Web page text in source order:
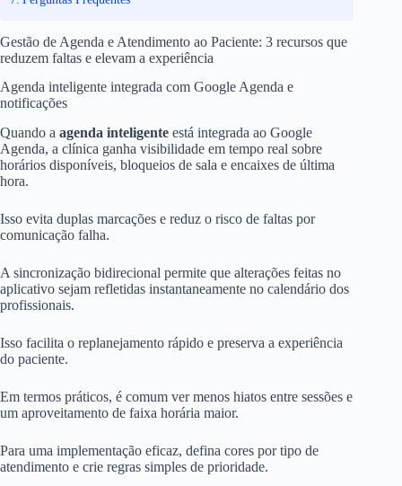
Gestão de Agenda e Atendimento ao Paciente: 3 recursos que
reduzem faltas e elevam a experiência
Agenda inteligente integrada com Google Agenda e
notificações
Quando a agenda inteligente está integrada ao Google
Agenda, a clínica ganha visibilidade em tempo real sobre
horários disponíveis, bloqueios de sala e encaixes de última
hora.
Isso evita duplas marcações e reduz o risco de faltas por
comunicação falha.
A sincronização bidirecional permite que alterações feitas no
aplicativo sejam refletidas instantaneamente no calendário dos
profissionais.
Isso facilita o replanejamento rápido e preserva a experiência
do paciente.
Em termos práticos, é comum ver menos hiatos entre sessões e
um aproveitamento de faixa horária maior.
Para uma implementação eficaz, defina cores por tipo de
atendimento e crie regras simples de prioridade.